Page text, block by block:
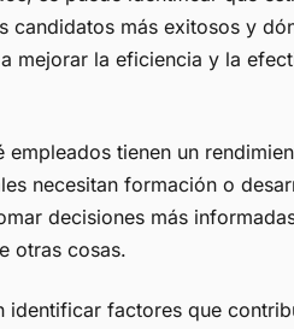
candidatos más exitosos y
mejorar la eficiencia y la
tienen un
necesitan formación o
decisiones más
otras cosas.
identificar factores que